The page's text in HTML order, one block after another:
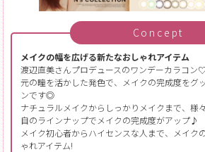
Concept
メイクの幅を広げる新たなおしゃれアイテム
渡辺直美さんプロデュースのワンデーカラコン
元の瞳を活かした発色で、メイクの完成度をグ
ンです◎
ナチュラルメイクからしっかりメイクまで、様
自のラインナップでメイクの完成度がアップ♪
メイク初心者からハイセンスな人まで、メイク
ゃれアイテム!